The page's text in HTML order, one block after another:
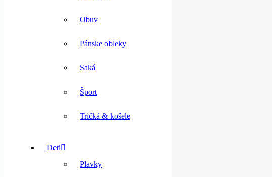
Obuv
Pánske obleky
Saká
Šport
Tričká & košele
Deti
Plavky